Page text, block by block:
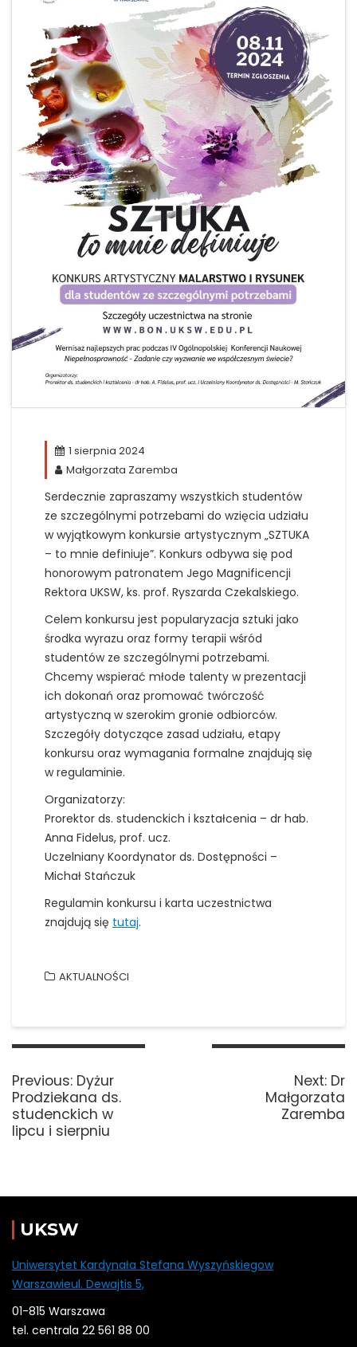
1 sierpnia 2024
Małgorzata Zaremba
Serdecznie zapraszamy wszystkich studentów
ze szczególnymi potrzebami do wzięcia udziału
w wyjątkowym konkursie artystycznym „SZTUKA
– to mnie definiuje”. Konkurs odbywa się pod
honorowym patronatem Jego Magnificencji
Rektora UKSW, ks. prof. Ryszarda Czekalskiego.
Celem konkursu jest popularyzacja sztuki jako
środka wyrazu oraz formy terapii wśród
studentów ze szczególnymi potrzebami.
Chcemy wspierać młode talenty w prezentacji
ich dokonań oraz promować twórczość
artystyczną w szerokim gronie odbiorców.
Szczegóły dotyczące zasad udziału, etapy
konkursu oraz wymagania formalne znajdują się
w regulaminie.
Organizatorzy:
Prorektor ds. studenckich i kształcenia – dr hab.
Anna Fidelus, prof. ucz.
Uczelniany Koordynator ds. Dostępności –
Michał Stańczuk
Regulamin konkursu i karta uczestnictwa
znajdują się tutaj.
AKTUALNOŚCI
Nawigacja
Previous: Previous
post:
Dyżur
Prodziekana ds.
studenckich w
lipcu i sierpniu
Next: Dr
Małgorzata
Zaremba
UKSW
Uniwersytet Kardynała Stefana Wyszyńskiegow
Warszawieul. Dewajtis 5,
01-815 Warszawa
tel. centrala 22 561 88 00